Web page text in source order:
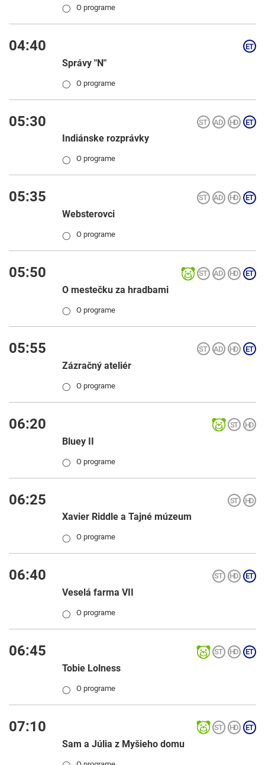
◯ O programe
04:40
Správy "N"
◯ O programe
05:30
Indiánske rozprávky
◯ O programe
05:35
Websterovci
◯ O programe
05:50
O mestečku za hradbami
◯ O programe
05:55
Zázračný ateliér
◯ O programe
06:20
Bluey II
◯ O programe
06:25
Xavier Riddle a Tajné múzeum
◯ O programe
06:40
Veselá farma VII
◯ O programe
06:45
Tobie Lolness
◯ O programe
07:10
Sam a Júlia z Myšieho domu